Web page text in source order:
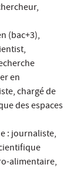
(bac+3),
en
chargé de
des espaces
: journaliste,
alimentaire,